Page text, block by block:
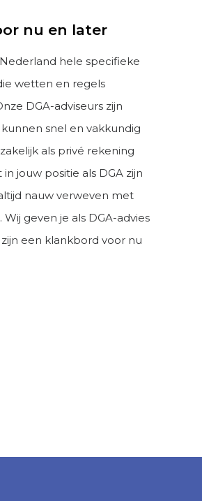
nu en later
hele specifieke
wetten en regels
DGA-adviseurs zijn
snel en vakkundig
als privé rekening
jouw positie als DGA zijn
nauw verweven met
geven je als DGA-advies
een klankbord voor nu